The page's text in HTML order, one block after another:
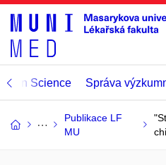
Open Science Správa
Publikace LF
MU